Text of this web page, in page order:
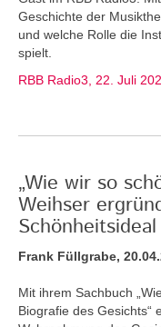
Geschichte der
und welche Rolle die
spielt.
RBB Radio3, 22. Juli
„Wie wir so
Weihser
Schönheitsideal
Frank Füllgrabe,
Mit ihrem Sachbuch
Biografie des Gesichts“